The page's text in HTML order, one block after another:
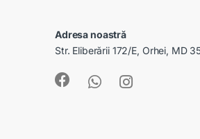
Adresa noastră
Str. Eliberării 172/E, Orhei, MD